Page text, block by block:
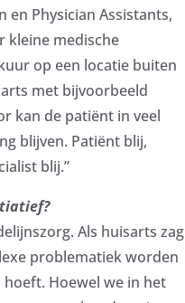
Physician Assistants,
kleine medische
op een locatie buiten
met bijvoorbeeld
kan de patiënt in veel
blijven. Patiënt blij,
blij.”
Als huisarts zag
problematiek worden
Hoewel we in het